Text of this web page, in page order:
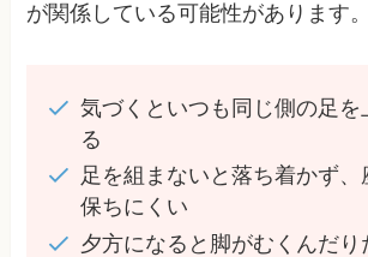
が関係している可能性があります。
気づくといつも同じ側の足を
る
足を組まないと落ち着かず、
保ちにくい
夕方になると脚がむくんだり